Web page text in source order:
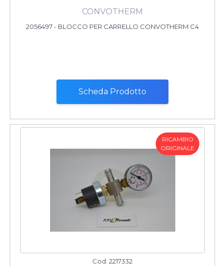
CONVOTHERM
2056497 - BLOCCO PER CARRELLO CONVOTHERM C4
Scheda Prodotto
RICAMBIO
ORIGINALE
Cod. 2217332